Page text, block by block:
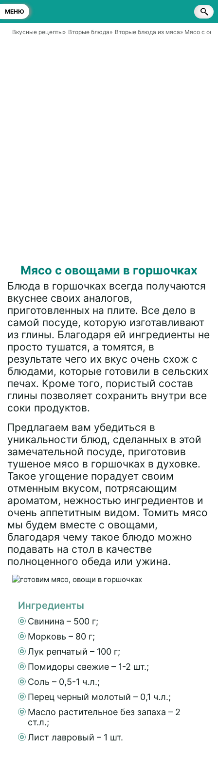
МЕНЮ
Вкусные рецепты» Вторые блюда» Вторые блюда из мяса» Мясо с
Мясо с овощами в горшочках
Блюда в горшочках всегда получаются
вкуснее своих аналогов,
приготовленных на плите. Все дело в
самой посуде, которую изготавливают
из глины. Благодаря ей ингредиенты не
просто тушатся, а томятся, в
результате чего их вкус очень схож с
блюдами, которые готовили в сельских
печах. Кроме того, пористый состав
глины позволяет сохранить внутри все
соки продуктов.
Предлагаем вам убедиться в
уникальности блюд, сделанных в этой
замечательной посуде, приготовив
тушеное мясо в горшочках в духовке.
Такое угощение порадует своим
отменным вкусом, потрясающим
ароматом, нежностью ингредиентов и
очень аппетитным видом. Томить мясо
мы будем вместе с овощами,
благодаря чему такое блюдо можно
подавать на стол в качестве
полноценного обеда или ужина.
Ингредиенты
Свинина – 500 г;
Морковь – 80 г;
Лук репчатый – 100 г;
Помидоры свежие – 1-2 шт.;
Соль – 0,5-1 ч.л.;
Перец черный молотый – 0,1 ч.л.;
Масло растительное без запаха – 2
ст.л.;
Лист лавровый – 1 шт.